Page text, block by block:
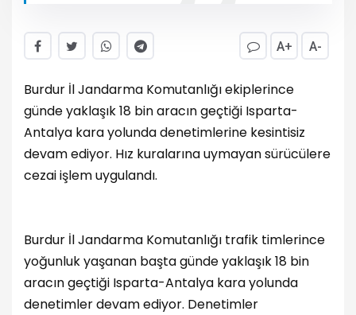
A+ A-
Burdur İl Jandarma Komutanlığı ekiplerince
günde yaklaşık 18 bin aracın geçtiği Isparta-
Antalya kara yolunda denetimlerine kesintisiz
devam ediyor. Hız kuralarına uymayan sürücülere
cezai işlem uygulandı.
Burdur İl Jandarma Komutanlığı trafik timlerince
yoğunluk yaşanan başta günde yaklaşık 18 bin
aracın geçtiği Isparta-Antalya kara yolunda
denetimler devam ediyor. Denetimler